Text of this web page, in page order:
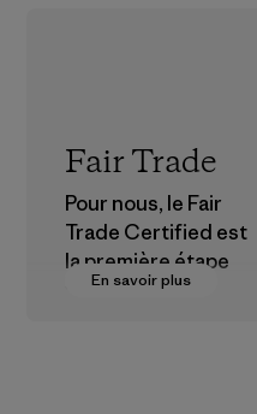
En savoir plus
Fair Trade
Pour nous, le Fair
Trade Certified est
la première étape
vers des